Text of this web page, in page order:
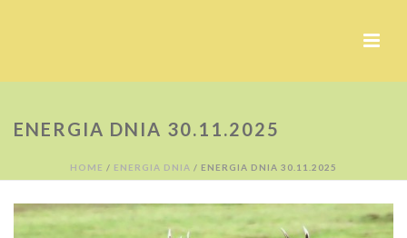
ENERGIA DNIA 30.11.2025
HOME / ENERGIA DNIA / ENERGIA DNIA 30.11.2025